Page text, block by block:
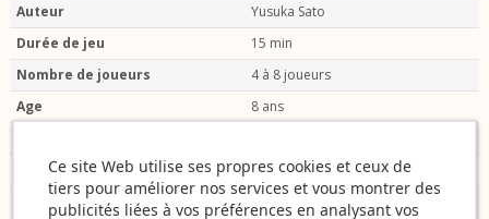
Auteur
Yusuka Sato
Durée de jeu
15 min
Nombre de joueurs
4 à 8 joueurs
Age
8 ans
Jeu Primé
Coup de coeur
Type de matériel
Ce site Web utilise ses propres cookies et ceux de
tiers pour améliorer nos services et vous montrer des
publicités liées à vos préférences en analysant vos